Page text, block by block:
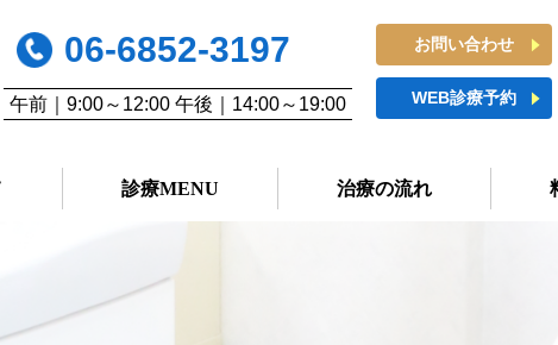
06-6852-3197
午前｜9:00～12:00 午後｜14:00～19:00
お問い合わせ
WEB診療予約
診療MENU 治療の流れ